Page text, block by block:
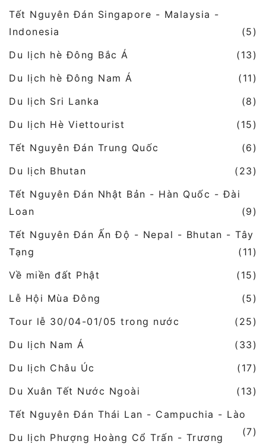
Tết Nguyên Đán Singapore - Malaysia -
Indonesia
(5)
Du lịch hè Đông Bắc Á
(13)
Du lịch hè Đông Nam Á
(11)
Du lịch Sri Lanka
(8)
Du lịch Hè Viettourist
(15)
Tết Nguyên Đán Trung Quốc
(6)
Du lịch Bhutan
(23)
Tết Nguyên Đán Nhật Bản - Hàn Quốc - Đài
Loan
(9)
Tết Nguyên Đán Ấn Độ - Nepal - Bhutan - Tây
Tạng
(11)
Về miền đất Phật
(15)
Lễ Hội Mùa Đông
(5)
Tour lễ 30/04-01/05 trong nước
(25)
Du lịch Nam Á
(33)
Du lịch Châu Úc
(17)
Du Xuân Tết Nước Ngoài
(13)
Tết Nguyên Đán Thái Lan - Campuchia - Lào
(7)
Du lịch Phượng Hoàng Cổ Trấn - Trương